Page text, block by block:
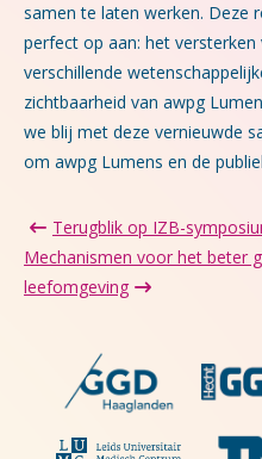
samen te laten werken. Deze
perfect op aan: het
verschillende
zichtbaarheid van awpg
we blij met deze vernieuwde
om awpg Lumens en de
Terugblik op IZB-
Mechanismen voor het beter
leefomgeving